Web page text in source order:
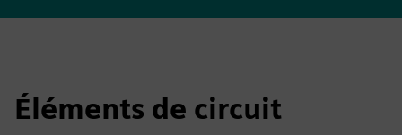
Éléments de circuit